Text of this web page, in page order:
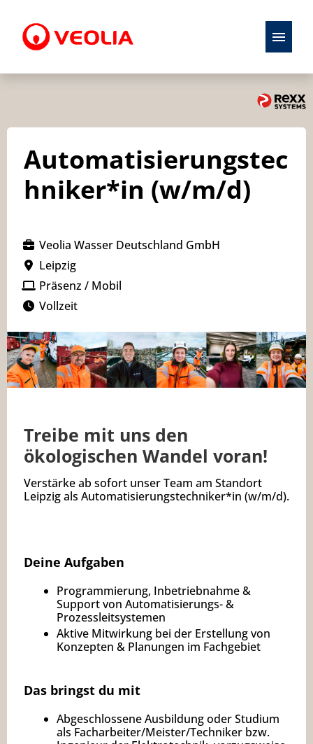
Initiativbewerbung
Karriere
Automatisierungstec
hniker*in (w/m/d)
Veolia Wasser Deutschland GmbH
Leipzig
Präsenz / Mobil
Vollzeit
Treibe mit uns den
ökologischen Wandel voran!
Verstärke ab sofort unser Team am Standort
Leipzig als Automatisierungstechniker*in (w/m/d).
Deine Aufgaben
Programmierung, Inbetriebnahme &
Support von Automatisierungs- &
Prozessleitsystemen
Aktive Mitwirkung bei der Erstellung von
Konzepten & Planungen im Fachgebiet
Das bringst du mit
Abgeschlossene Ausbildung oder Studium
als Facharbeiter/Meister/Techniker bzw.